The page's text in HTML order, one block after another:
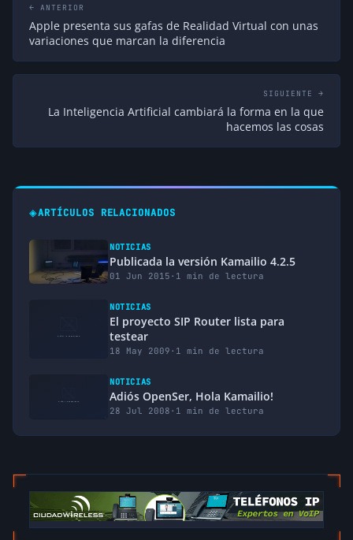
← ANTERIOR
Apple presenta sus gafas de Realidad Virtual con unas
variaciones que marcan la diferencia
SIGUIENTE →
La Inteligencia Artificial cambiará la forma en la que
hacemos las cosas
◈ARTÍCULOS RELACIONADOS
NOTICIAS
Publicada la versión Kamailio 4.2.5
01 Jun 2015 · 1 min de lectura
NOTICIAS
El proyecto SIP Router lista para
testear
18 May 2009 · 1 min de lectura
NOTICIAS
Adiós OpenSer, Hola Kamailio!
28 Jul 2008 · 1 min de lectura